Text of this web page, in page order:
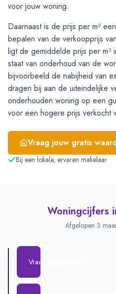
voor jouw woning.
Daarnaast is de prijs per m²
bepalen van de verkoopprijs
ligt de gemiddelde prijs per m²
staat van onderhoud van de
bijvoorbeeld de nabijheid van
dragen bij aan de uiteindelijke
onderhouden woning op een
voor een hogere prijs verkocht
Vraag jouw gratis
Bij een lokale, ervaren makelaar
Woningcijfers
Afgelopen 3
Vraagprijs per m2